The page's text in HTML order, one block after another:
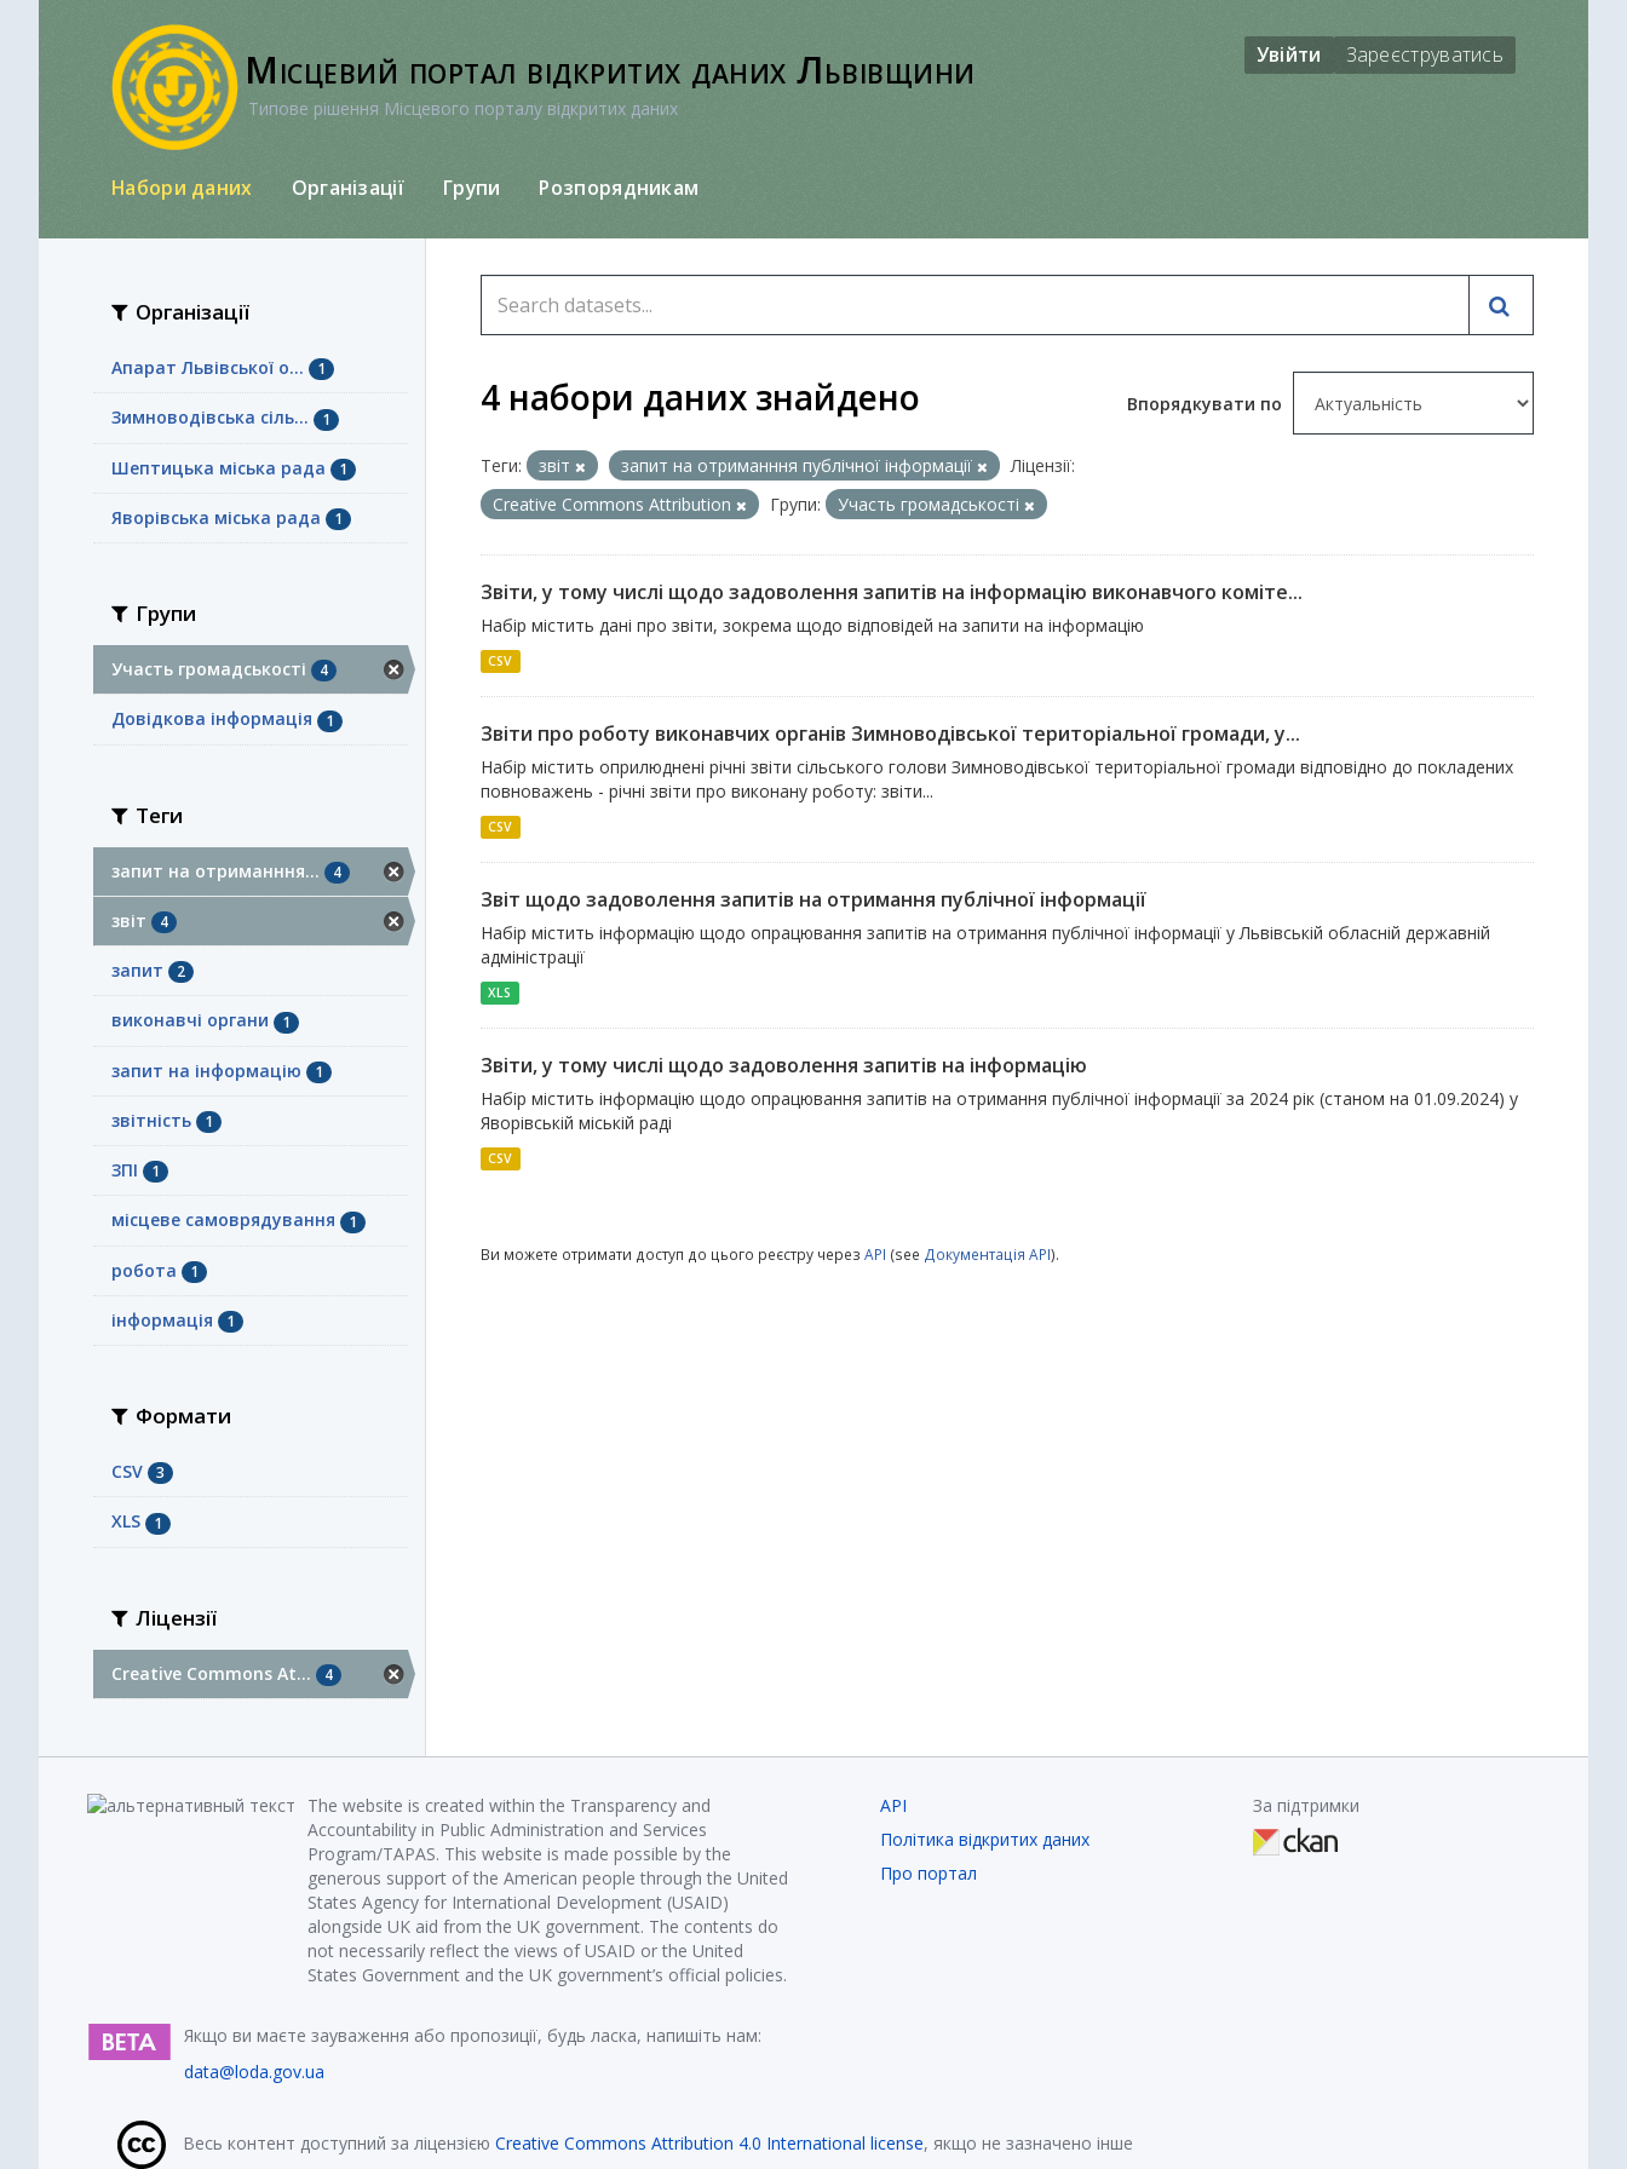
Місцевий портал відкритих даних Львівщини
Типове рішення Місцевого порталу відкритих даних
Увійти Зареєструватись
Набори даних Організації Групи Розпорядникам
Організації
Апарат Львівської о... 1
Зимноводівська сіль... 1
Шептицька міська рада 1
Яворівська міська рада 1
Групи
Участь громадськості 4
Довідкова інформація 1
Теги
запит на отриманння... 4
звіт 4
запит 2
виконавчі органи 1
запит на інформацію 1
звітність 1
ЗПІ 1
місцеве самоврядування 1
робота 1
інформація 1
Формати
CSV 3
XLS 1
Ліцензії
Creative Commons At... 4
Впорядкувати по
4 набори даних знайдено
Теги: звіт запит на отриманння публічної інформації
Ліцензії:
Creative Commons Attribution
Групи: Участь громадськості
Звіти, у тому числі щодо задоволення запитів на інформацію виконавчого коміте...
Набір містить дані про звіти, зокрема щодо відповідей на запити на інформацію
CSV
Звіти про роботу виконавчих органів Зимноводівської територіальної громади, у...
Набір містить оприлюднені річні звіти сільського голови Зимноводівської територіальної громади відповідно до покладених
повноважень - річні звіти про виконану роботу: звіти...
CSV
Звіт щодо задоволення запитів на отримання публічної інформації
Набір містить інформацію щодо опрацювання запитів на отримання публічної інформації у Львівській обласній державній
адміністрації
XLS
Звіти, у тому числі щодо задоволення запитів на інформацію
Набір містить інформацію щодо опрацювання запитів на отримання публічної інформації за 2024 рік (станом на 01.09.2024) у
Яворівській міській раді
CSV
Ви можете отримати доступ до цього реєстру через API (see Документація API).
The website is created within the Transparency and
Accountability in Public Administration and Services
Program/TAPAS. This website is made possible by the
generous support of the American people through the United
States Agency for International Development (USAID)
alongside UK aid from the UK government. The contents do
not necessarily reflect the views of USAID or the United
States Government and the UK government’s official policies.
Якщо ви маєте зауваження або пропозиції, будь ласка, напишіть нам:
data@loda.gov.ua
API
Політика відкритих даних
Про портал
За підтримки
Весь контент доступний за ліцензією Creative Commons Attribution 4.0 International license, якщо не зазначено інше